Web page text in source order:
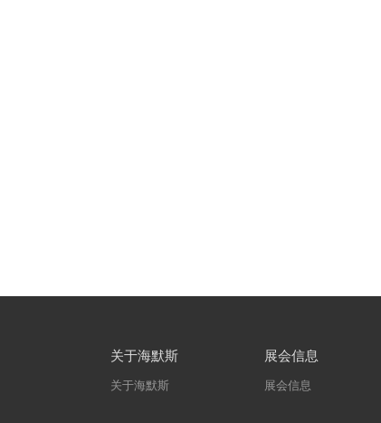
关于海默斯
关于海默斯
展会信息
展会信息